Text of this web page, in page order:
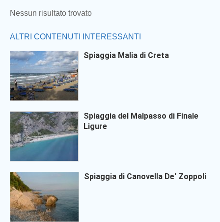
Nessun risultato trovato
ALTRI CONTENUTI INTERESSANTI
Spiaggia Malia di Creta
Spiaggia del Malpasso di Finale
Ligure
Spiaggia di Canovella De' Zoppoli